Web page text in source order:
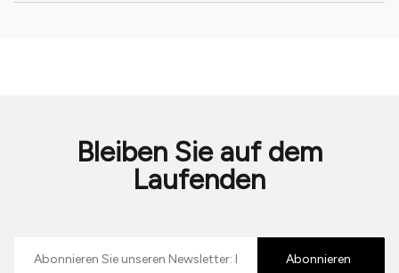
Bleiben Sie auf dem
Laufenden
mailadres
Abonnieren